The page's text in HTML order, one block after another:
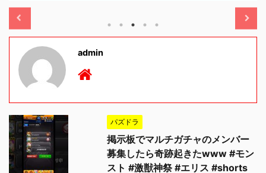
admin
パズドラ
掲示板でマルチガチャのメンバー
募集したら奇跡起きたwww #モン
スト #激獣神祭 #エリス #shorts